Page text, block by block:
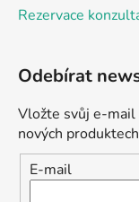
Rezervace
Odebírat
Vložte svůj e-mail
nových
E-mail